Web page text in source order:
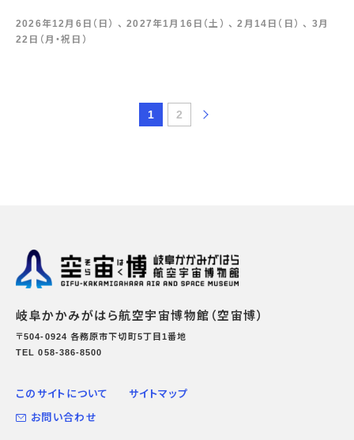
2026年12月6日（日） 、 2027年1月16日（土） 、 2月14日（日） 、 3月
22日（月・祝日）
1 2
岐阜かかみがはら航空宇宙博物館（空宙博）
〒504-0924 各務原市下切町5丁目1番地
TEL 058-386-8500
このサイトについて
サイトマップ
お問い合わせ